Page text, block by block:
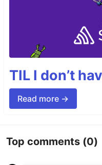
TIL I don’t
Read more →
Top comments (0)